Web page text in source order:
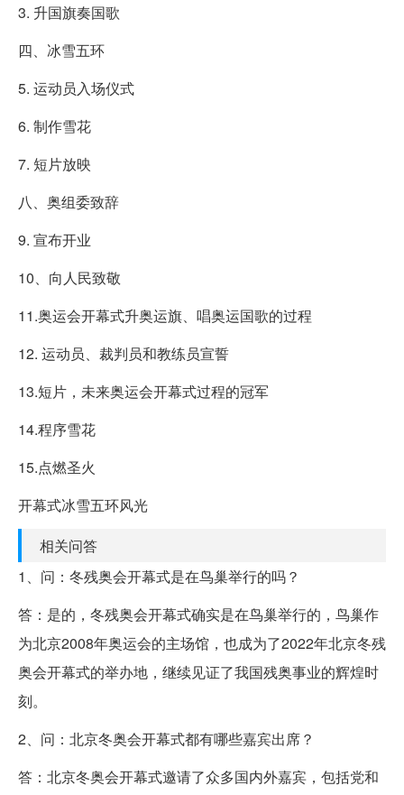
3. 升国旗奏国歌
四、冰雪五环
5. 运动员入场仪式
6. 制作雪花
7. 短片放映
八、奥组委致辞
9. 宣布开业
10、向人民致敬
11.奥运会开幕式升奥运旗、唱奥运国歌的过程
12. 运动员、裁判员和教练员宣誓
13.短片，未来奥运会开幕式过程的冠军
14.程序雪花
15.点燃圣火
开幕式冰雪五环风光
相关问答
1、问：冬残奥会开幕式是在鸟巢举行的吗？
答：是的，冬残奥会开幕式确实是在鸟巢举行的，鸟巢作
为北京2008年奥运会的主场馆，也成为了2022年北京冬残
奥会开幕式的举办地，继续见证了我国残奥事业的辉煌时
刻。
2、问：北京冬奥会开幕式都有哪些嘉宾出席？
答：北京冬奥会开幕式邀请了众多国内外嘉宾，包括党和